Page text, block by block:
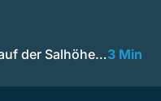
der Salhöhe…3 Min